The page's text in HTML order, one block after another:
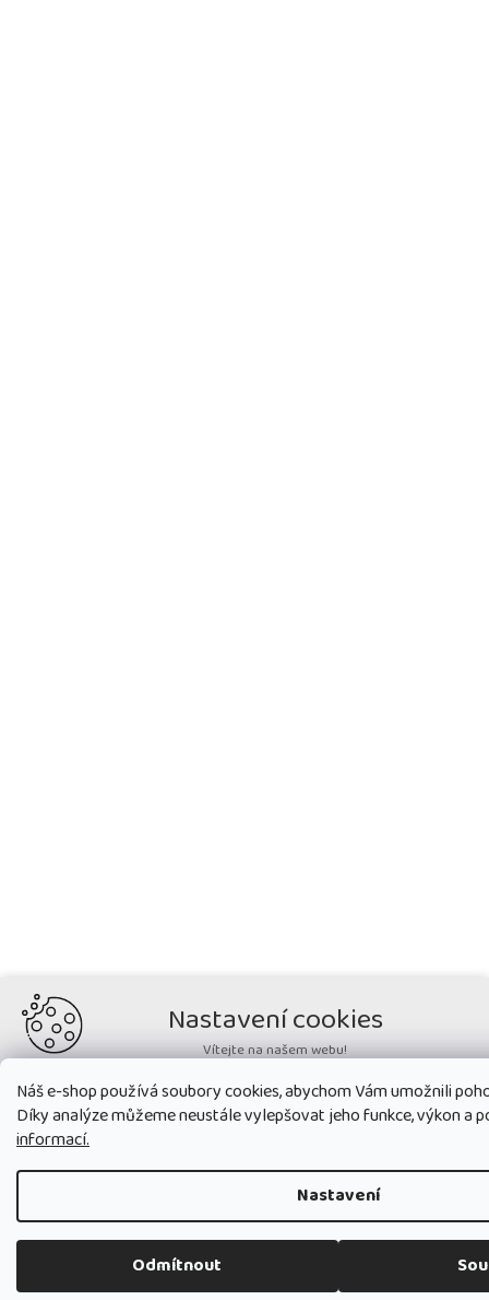
Náš e-shop používá soubory cookies, abychom Vám umožnili
Díky analýze můžeme neustále vylepšovat jeho funkce, výkon a
informací.
Nastavení
Odmítnout
Nastavení cookies
Vítejte na našem webu!
Potřebujeme nastavit cookies a související technologie, aby
zobrazovaný obsah odpovídal vašim potřebám a vy na webu nalezli
přesně to, co potřebujete. Soubory cookies používané na našem webu
nikdy neslouží ke zjišťování totožnosti uživatelů stránek
Nastavit